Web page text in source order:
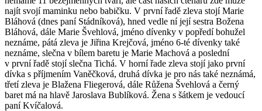
najít svojí maminku nebo babičku. V první řadě zleva stojí Marie
Bláhová (dnes paní Stádníková), hned vedle ní její sestra Božena
Bláhová, dále Marie Švehlová, jméno dívenky v popředí bohužel
neznáme, pátá zleva je Jiřina Krejčová, jméno 6-té dívenky také
neznáme, slečna v bílem baretu je Marie Machová a poslední
v první řadě stojí slečna Tichá. V horní řade zleva stojí jako první
dívka s příjmením Vaněčková, druhá dívka je pro nás také neznámá,
třetí zleva je Blažena Fliegerová, dále Růžena Švehlová a černý
baret má na hlavě Jaroslava Bublíková. Žena s šátkem je vedoucí
paní Kvíčalová.